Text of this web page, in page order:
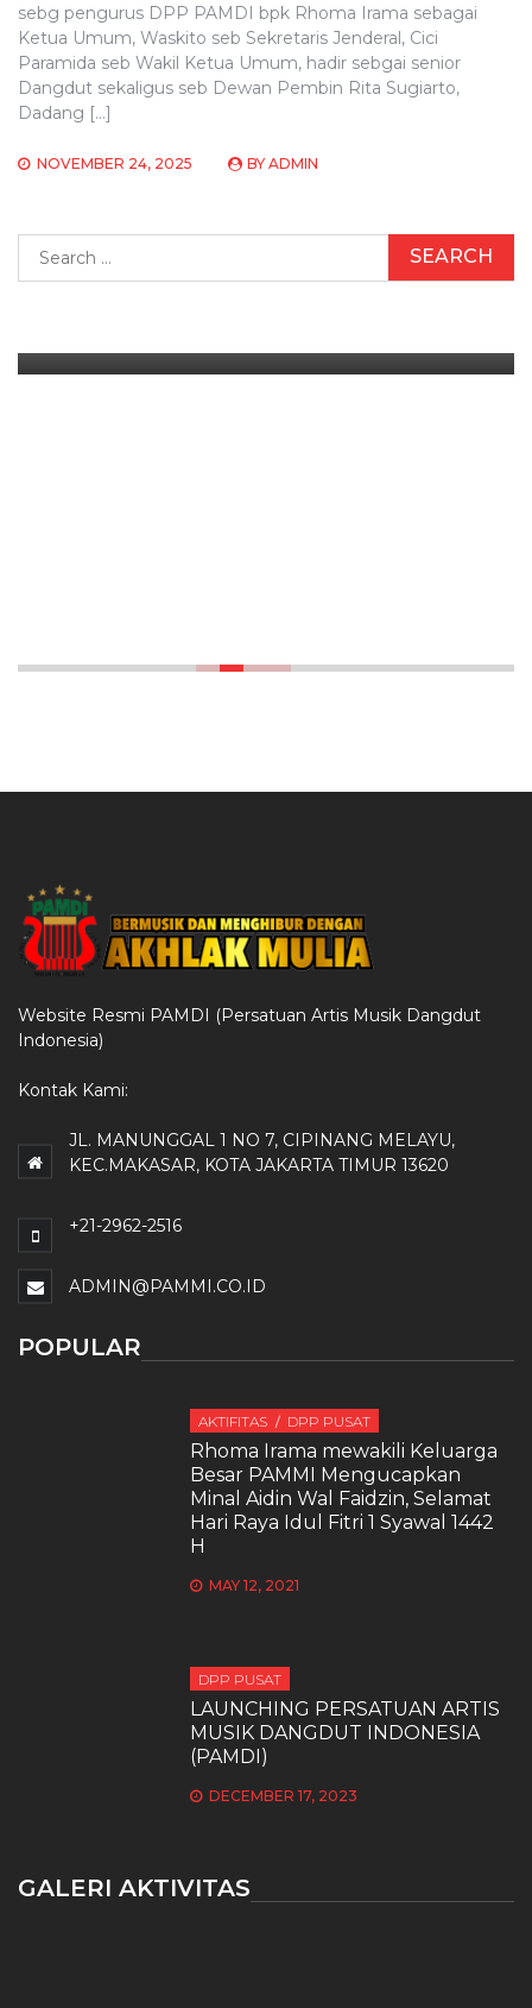
sebg pengurus DPP PAMDI bpk Rhoma Irama sebagai
Ketua Umum, Waskito seb Sekretaris Jenderal, Cici
Paramida seb Wakil Ketua Umum, hadir sebgai senior
Dangdut sekaligus seb Dewan Pembin Rita Sugiarto,
Dadang […]
NOVEMBER 24, 2025 BY ADMIN
for:
Gubernur Jateng Buka Sinergi Dengan
PAMDI
Website Resmi PAMDI (Persatuan Artis Musik Dangdut
Indonesia)
Kontak Kami:
JL. MANUNGGAL 1 NO 7, CIPINANG MELAYU,
KEC.MAKASAR, KOTA JAKARTA TIMUR 13620
+21-2962-2516
ADMIN@PAMMI.CO.ID
POPULAR
AKTIFITAS DPP PUSAT
Rhoma Irama mewakili Keluarga
Besar PAMMI Mengucapkan
Minal Aidin Wal Faidzin, Selamat
Hari Raya Idul Fitri 1 Syawal 1442
H
MAY 12, 2021
DPP PUSAT
LAUNCHING PERSATUAN ARTIS
MUSIK DANGDUT INDONESIA
(PAMDI)
DECEMBER 17, 2023
GALERI AKTIVITAS